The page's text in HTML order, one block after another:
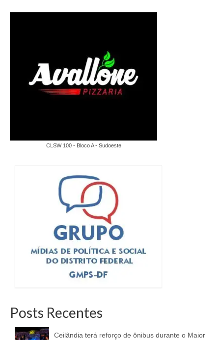
CLSW 100 - Bloco A - Sudoeste
Posts Recentes
Ceilândia terá reforço de ônibus durante o Maior